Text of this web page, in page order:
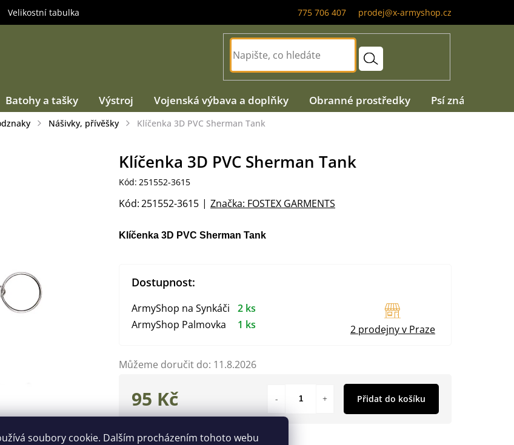
soubory cookie. Dalším procházením tohoto webu
775 706 407 prodej@x-armyshop.cz
Velikostní tabulka
Batohy a tašky Výstroj Vojenská výbava a doplňky Obranné prostředky Psí známky
Nášivky, přívěšky Klíčenka 3D PVC Sherman Tank
Můžeme doručit do: 11.8.2026
Klíčenka 3D PVC Sherman Tank
Zeptat se Hlídat
Klíčenka 3D PVC Sherman Tank
Kód: 251552-3615
Značka: FOSTEX GARMENTS
Kód:251552-3615
95 Kč
Měrná
Přidat do košíku
Dostupnost:
ArmyShop na Synkáči
2 ks
ArmyShop Palmovka
1 ks 2 prodejny v Praze